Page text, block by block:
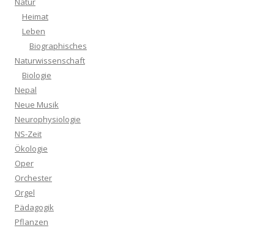
Heimat
Leben
Biographisches
Naturwissenschaft
Biologie
Nepal
Neue Musik
Neurophysiologie
NS-Zeit
Ökologie
Oper
Orchester
Orgel
Pädagogik
Pflanzen